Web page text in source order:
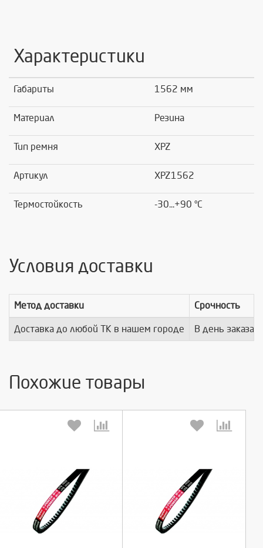
Характеристики
Габариты 1562 мм
Материал Резина
Тип ремня XPZ
Артикул XPZ1562
Термостойкость -30...+90 °C
Условия доставки
Метод доставки Срочность
Доставка до любой ТК в нашем городе В день заказа
Похожие товары
Выберите количество: Выберите количество: